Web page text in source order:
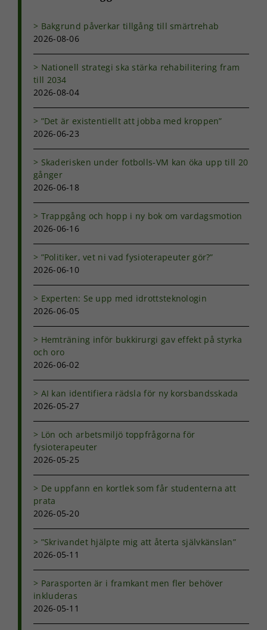
Bakgrund påverkar tillgång till smärtrehab
2026-08-06
Nationell strategi ska stärka rehabilitering fram
till 2034
2026-08-04
”Det är existentiellt att jobba med kroppen”
2026-06-23
Skaderisken under fotbolls-VM kan öka upp till 20
gånger
2026-06-18
Trappgång och hopp i ny bok om vardagsmotion
2026-06-16
”Politiker, vet ni vad fysioterapeuter gör?”
2026-06-10
Experten: Se upp med idrottsteknologin
2026-06-05
Hemträning inför bukkirurgi gav effekt på styrka
och oro
2026-06-02
AI kan identifiera rädsla för ny korsbandsskada
2026-05-27
Lön och arbetsmiljö toppfrågorna för
fysioterapeuter
2026-05-25
De uppfann en kortlek som får studenterna att
prata
2026-05-20
”Skrivandet hjälpte mig att återta självkänslan”
2026-05-11
Parasporten är i framkant men fler behöver
inkluderas
2026-05-11
går inte att
välja bort. De
taget ska
fungera.
Statistik